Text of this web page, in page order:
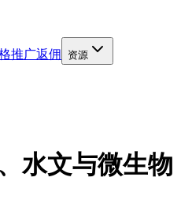
推广返佣 资源
水文与微生物